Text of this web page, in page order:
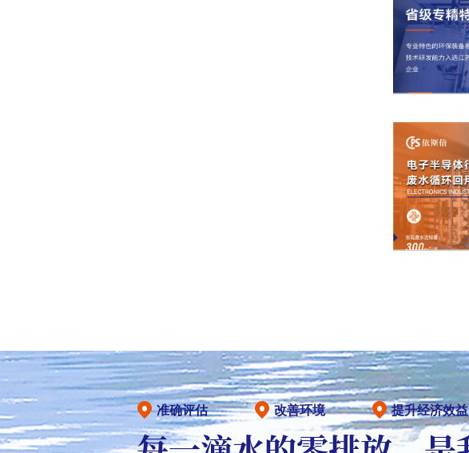
准确评估 改善环境 提升经济效益